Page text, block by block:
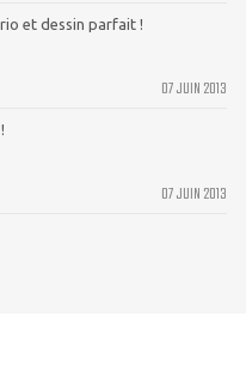
et dessin parfait !
07 JUIN 2013
07 JUIN 2013